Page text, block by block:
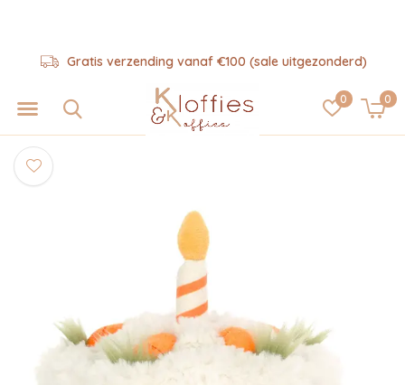
0 0
Gratis verzending vanaf €100 (sale uitgezonderd)